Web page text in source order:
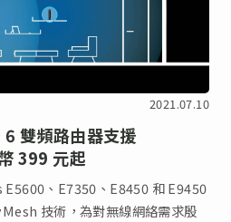
2021.07.10
雙頻路由器支援
399 元起
、E7350、E8450 和 E9450
技術，為對無線網絡需求殷